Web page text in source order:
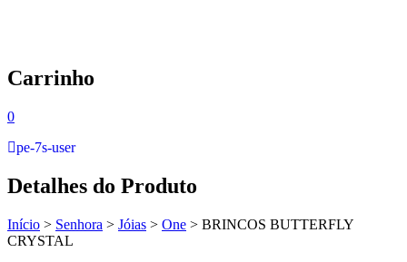
Carrinho
0
pe-7s-user
Detalhes do Produto
Início > Senhora > Jóias > One > BRINCOS BUTTERFLY
CRYSTAL